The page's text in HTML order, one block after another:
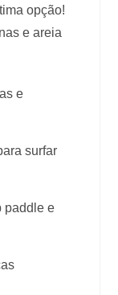
opção!
e areia
e
surfar
paddle e